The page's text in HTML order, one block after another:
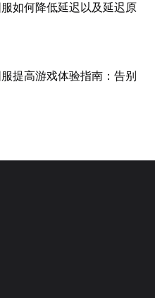
如何降低延迟以及延迟原
提高游戏体验指南：告别